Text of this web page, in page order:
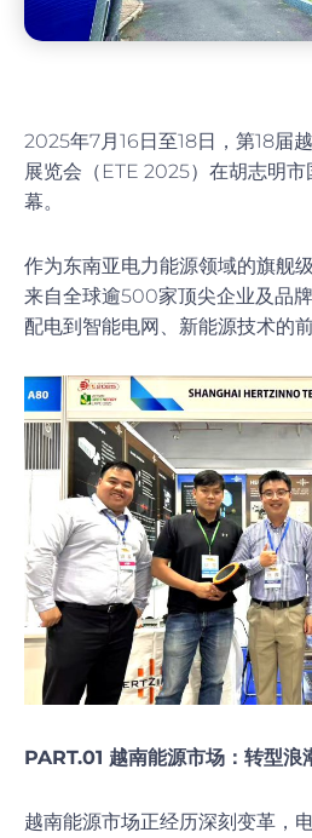
2025年7月16日至18日，第18届
展览会（ETE 2025）在胡志明
幕。
作为东南亚电力能源领域的旗舰
来自全球逾500家顶尖企业及品
配电到智能电网、新能源技术的
PART.01 越南能源市场：转型浪
越南能源市场正经历深刻变革，